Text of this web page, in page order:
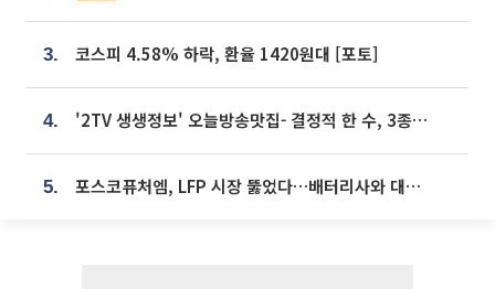
3. 코스피 4.58% 하락, 환율 1420원대 [포토]
4. '2TV 생생정보' 오늘방송맛집- 결정적 한 수, 3종 메밀면! 메밀 소바 맛집 '의○○○○'
5. 포스코퓨처엠, LFP 시장 뚫었다…배터리사와 대규모 장기 공급 합의